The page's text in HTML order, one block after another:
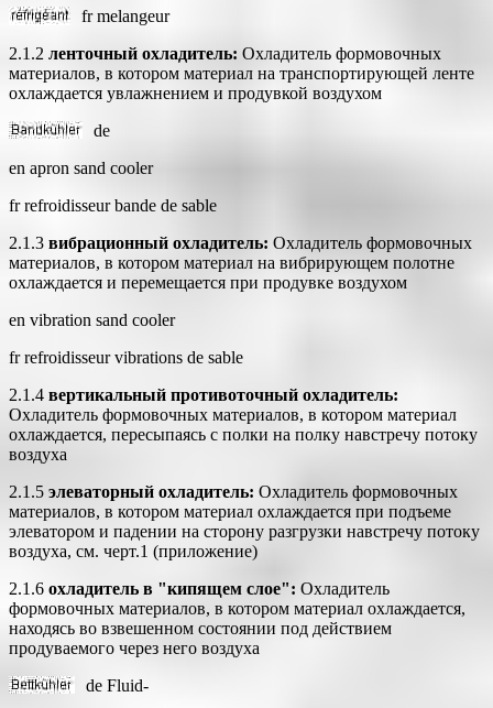
fr melangeur
2.1.2 ленточный охладитель: Охладитель формовочных
материалов, в котором материал на транспортирующей ленте
охлаждается увлажнением и продувкой воздухом
de
en apron sand cooler
fr refroidisseur bande de sable
2.1.3 вибрационный охладитель: Охладитель формовочных
материалов, в котором материал на вибрирующем полотне
охлаждается и перемещается при продувке воздухом
en vibration sand cooler
fr refroidisseur vibrations de sable
2.1.4 вертикальный противоточный охладитель:
Охладитель формовочных материалов, в котором материал
охлаждается, пересыпаясь с полки на полку навстречу потоку
воздуха
2.1.5 элеваторный охладитель: Охладитель формовочных
материалов, в котором материал охлаждается при подъеме
элеватором и падении на сторону разгрузки навстречу потоку
воздуха, см. черт.1 (приложение)
2.1.6 охладитель в "кипящем слое": Охладитель
формовочных материалов, в котором материал охлаждается,
находясь во взвешенном состоянии под действием
продуваемого через него воздуха
de Fluid-